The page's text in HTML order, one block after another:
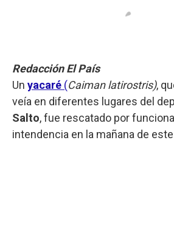
Redacción El País
Un yacaré (Caiman latirostris),
veía en diferentes lugares del
Salto, fue rescatado por
intendencia en la mañana de